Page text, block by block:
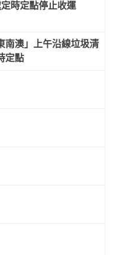
時定點停止收運
南澳」上午沿線垃圾清
定點